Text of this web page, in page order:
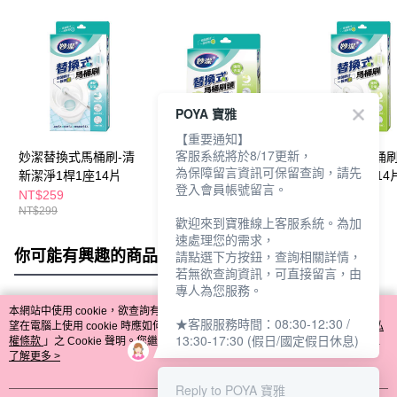
妙潔替換式馬桶刷-清
新潔淨1桿1座14片
NT$259
NT$299
妙潔替換式馬桶刷補
充-強效去垢14入
NT$219
妙潔替換式馬桶
效去垢1桿1座14
你可能有興趣的商品 全站排行
熱門標籤
本網站中使用 cookie，欲查詢有關本網站使用 cookie 方式之詳情，及若您不希
望在電腦上使用 cookie 時應如何變更電腦的 cookie 設定，請參閱本網站「
隱私
權條款 」之 Cookie 聲明。您繼續使用本網站即表示您同意本公司得按本網站使
用條款之 Cookie 聲明使用 cookie。
了解更多 >
POYA 寶雅
【重要通知】
客服系統將於8/17更新，
為保障留言資訊可保留查詢，請先
登入會員帳號留言。
歡迎來到寶雅線上客服系統。為加
速處理您的需求，
請點選下方按鈕，查詢相關詳情，
若無欲查詢資訊，可直接留言，由
專人為您服務。
★客服服務時間：08:30-12:30 /
13:30-17:30 (假日/國定假日休息)
Reply to POYA 寶雅